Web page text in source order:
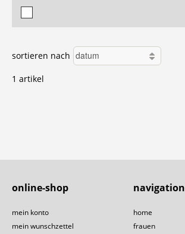
sortieren nach
1 artikel
navigation
home
frauen
online-shop
mein konto
mein wunschzettel